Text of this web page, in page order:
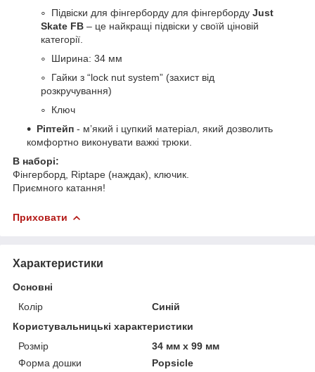
Підвіски для фінгерборду для фінгерборду Just
Skate FB – це найкращі підвіски у своїй ціновій
категорії.
Ширина: 34 мм
Гайки з “lock nut system” (захист від
розкручування)
Ключ
Ріптейп - мʼякий і цупкий матеріал, який дозволить
комфортно виконувати важкі трюки.
В наборі:
Фінгерборд, Riptape (наждак), ключик.
Приємного катання!
Приховати
Характеристики
Основні
Колір
Синій
Користувальницькі характеристики
Розмір
34 мм х 99 мм
Форма дошки
Popsicle